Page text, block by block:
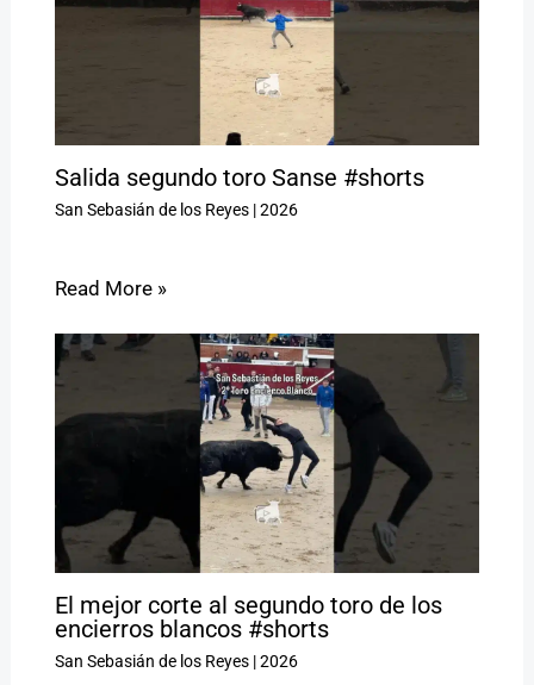
Salida segundo toro Sanse #shorts
San Sebasián de los Reyes|2026
Read More »
El mejor corte al segundo toro de los
encierros blancos #shorts
San Sebasián de los Reyes|2026